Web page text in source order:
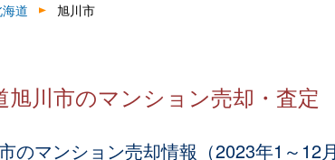
道 旭川市
旭川市のマンション売却・査定
のマンション売却情報（2023年1～12月